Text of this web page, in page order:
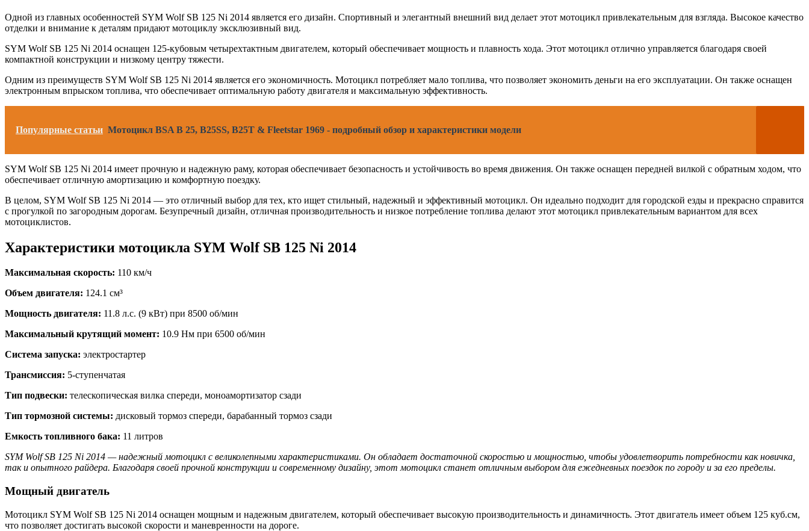
Одной из главных особенностей SYM Wolf SB 125 Ni 2014 является его дизайн. Спортивный и элегантный внешний вид делает этот мотоцикл привлекательным для взгляда. Высокое качество
отделки и внимание к деталям придают мотоциклу эксклюзивный вид.
SYM Wolf SB 125 Ni 2014 оснащен 125-кубовым четырехтактным двигателем, который обеспечивает мощность и плавность хода. Этот мотоцикл отлично управляется благодаря своей
компактной конструкции и низкому центру тяжести.
Одним из преимуществ SYM Wolf SB 125 Ni 2014 является его экономичность. Мотоцикл потребляет мало топлива, что позволяет экономить деньги на его эксплуатации. Он также оснащен
электронным впрыском топлива, что обеспечивает оптимальную работу двигателя и максимальную эффективность.
Популярные статьи Мотоцикл BSA B 25, B25SS, B25T & Fleetstar 1969 - подробный обзор и характеристики модели
SYM Wolf SB 125 Ni 2014 имеет прочную и надежную раму, которая обеспечивает безопасность и устойчивость во время движения. Он также оснащен передней вилкой с обратным ходом, что
обеспечивает отличную амортизацию и комфортную поездку.
В целом, SYM Wolf SB 125 Ni 2014 — это отличный выбор для тех, кто ищет стильный, надежный и эффективный мотоцикл. Он идеально подходит для городской езды и прекрасно справится
с прогулкой по загородным дорогам. Безупречный дизайн, отличная производительность и низкое потребление топлива делают этот мотоцикл привлекательным вариантом для всех
мотоциклистов.
Характеристики мотоцикла SYM Wolf SB 125 Ni 2014
Максимальная скорость: 110 км/ч
Объем двигателя: 124.1 см³
Мощность двигателя: 11.8 л.с. (9 кВт) при 8500 об/мин
Максимальный крутящий момент: 10.9 Нм при 6500 об/мин
Система запуска: электростартер
Трансмиссия: 5-ступенчатая
Тип подвески: телескопическая вилка спереди, моноамортизатор сзади
Тип тормозной системы: дисковый тормоз спереди, барабанный тормоз сзади
Емкость топливного бака: 11 литров
SYM Wolf SB 125 Ni 2014 — надежный мотоцикл с великолепными характеристиками. Он обладает достаточной скоростью и мощностью, чтобы удовлетворить потребности как новичка,
так и опытного райдера. Благодаря своей прочной конструкции и современному дизайну, этот мотоцикл станет отличным выбором для ежедневных поездок по городу и за его пределы.
Мощный двигатель
Мотоцикл SYM Wolf SB 125 Ni 2014 оснащен мощным и надежным двигателем, который обеспечивает высокую производительность и динамичность. Этот двигатель имеет объем 125 куб.см,
что позволяет достигать высокой скорости и маневренности на дороге.